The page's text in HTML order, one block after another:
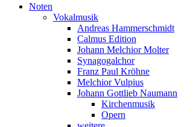
Noten
Vokalmusik
Andreas Hammerschmidt
Calmus Edition
Johann Melchior Molter
Synagogalchor
Franz Paul Kröhne
Melchior Vulpius
Johann Gottlieb Naumann
Kirchenmusik
Opern